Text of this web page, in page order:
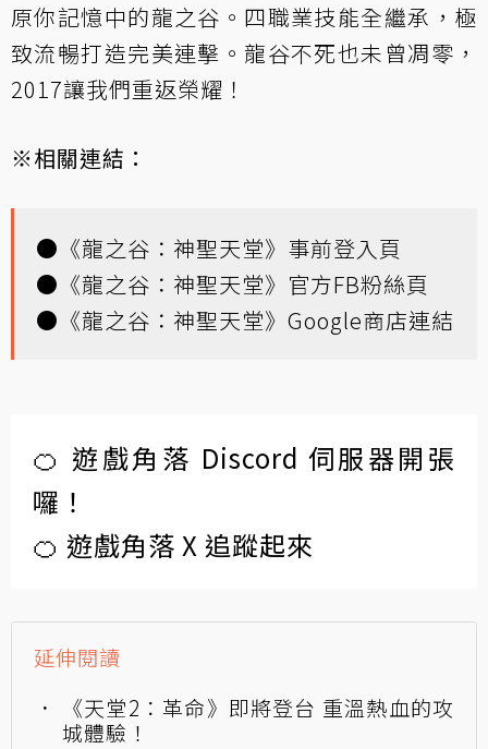
原你記憶中的龍之谷。四職業技能全繼承，極
致流暢打造完美連擊。龍谷不死也未曾凋零，
2017讓我們重返榮耀！
※相關連結：
● 《龍之谷：神聖天堂》事前登入頁
● 《龍之谷：神聖天堂》官方FB粉絲頁
● 《龍之谷：神聖天堂》Google商店連結
🍊 遊戲角落 Discord 伺服器開張
囉！
🍊 遊戲角落 X 追蹤起來
延伸閱讀
《天堂2：革命》即將登台 重溫熱血的攻
城體驗！